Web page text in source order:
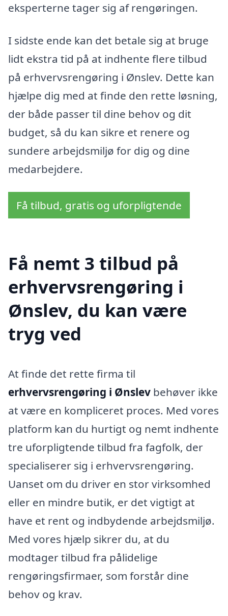
eksperterne tager sig af rengøringen.
I sidste ende kan det betale sig at bruge
lidt ekstra tid på at indhente flere tilbud
på erhvervsrengøring i Ønslev. Dette kan
hjælpe dig med at finde den rette løsning,
der både passer til dine behov og dit
budget, så du kan sikre et renere og
sundere arbejdsmiljø for dig og dine
medarbejdere.
Få tilbud, gratis og uforpligtende
Få nemt 3 tilbud på
erhvervsrengøring i
Ønslev, du kan være
tryg ved
At finde det rette firma til
erhvervsrengøring i Ønslev behøver ikke
at være en kompliceret proces. Med vores
platform kan du hurtigt og nemt indhente
tre uforpligtende tilbud fra fagfolk, der
specialiserer sig i erhvervsrengøring.
Uanset om du driver en stor virksomhed
eller en mindre butik, er det vigtigt at
have et rent og indbydende arbejdsmiljø.
Med vores hjælp sikrer du, at du
modtager tilbud fra pålidelige
rengøringsfirmaer, som forstår dine
behov og krav.